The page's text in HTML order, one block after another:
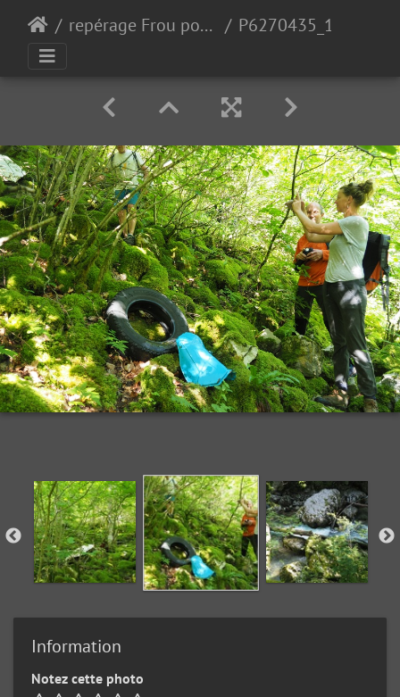
repérage Frou pour 2024 P6270435_1.JPG
Information
Notez cette photo